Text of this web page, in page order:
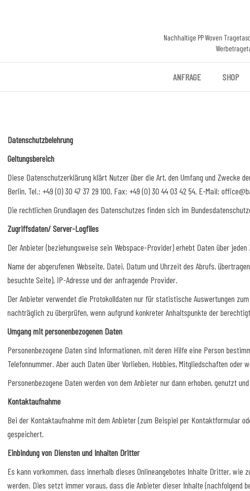
Nachhaltige PP Woven
ANFRAGE SHOP
Datenschutzbelehrung
Geltungsbereich
Diese Datenschutzerklärung klärt Nutzer über die Art, den Umfang und Zwecke
Berlin, Tel.: +49 (0) 30 47 37 29 100, Fax: +49 (0) 30 44 03 42 54, E-Mail:
Die rechtlichen Grundlagen des Datenschutzes finden sich im
Zugriffsdaten/ Server-Logfiles
Der Anbieter (beziehungsweise sein Webspace-Provider) erhebt Daten über
Name der abgerufenen Webseite, Datei, Datum und Uhrzeit des Abrufs,
besuchte Seite), IP-Adresse und der anfragende Provider.
Der Anbieter verwendet die Protokolldaten nur für statistische Auswertungen
nachträglich zu überprüfen, wenn aufgrund konkreter Anhaltspunkte der
Umgang mit personenbezogenen Daten
Personenbezogene Daten sind Informationen, mit deren Hilfe eine Person
Telefonnummer. Aber auch Daten über Vorlieben, Hobbies, Mitgliedschaften oder
Personenbezogene Daten werden von dem Anbieter nur dann erhoben, genutzt
Kontaktaufnahme
Bei der Kontaktaufnahme mit dem Anbieter (zum Beispiel per Kontaktformular
gespeichert.
Einbindung von Diensten und Inhalten Dritter
Es kann vorkommen, dass innerhalb dieses Onlineangebotes Inhalte Dritter, wie
werden. Dies setzt immer voraus, dass die Anbieter dieser Inhalte (nachfolgend